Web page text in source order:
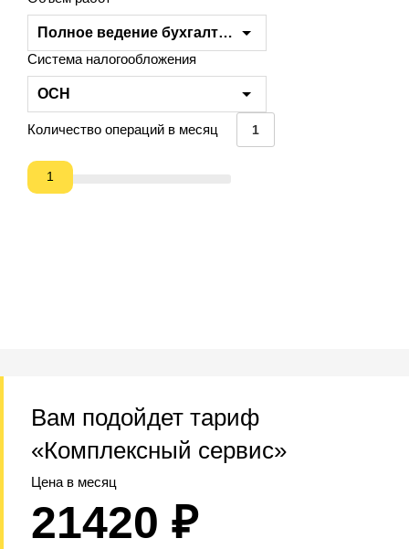
Полное ведение бухгалтерского учёта
Система налогообложения
ОСН
Количество операций в месяц
1
Вам подойдет тариф
«Комплексный сервис»
Цена в месяц
21420 ₽